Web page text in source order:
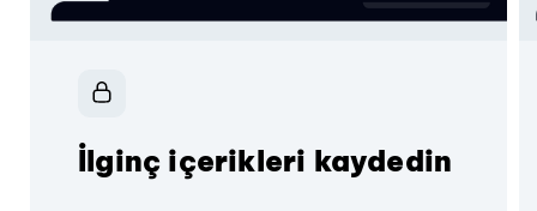
İlginç içerikleri kaydedin